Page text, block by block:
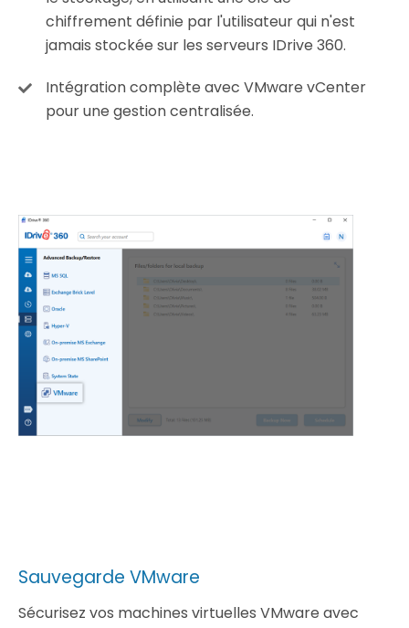
chiffrement définie par l'utilisateur qui n'est
jamais stockée sur les serveurs IDrive 360.
Intégration complète avec VMware vCenter
pour une gestion centralisée.
Sauvegarde VMware
Sécurisez vos machines virtuelles VMware avec